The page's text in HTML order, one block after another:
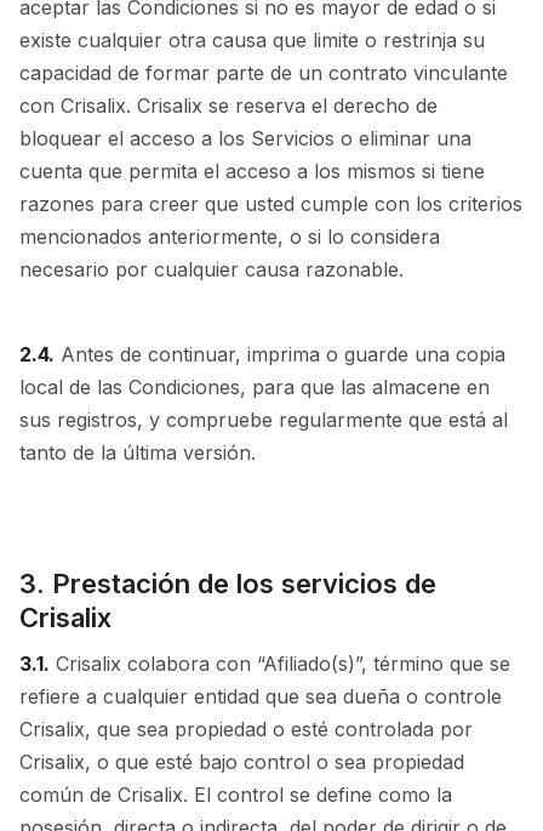
aceptar las Condiciones si no es mayor de edad o si
existe cualquier otra causa que limite o restrinja su
capacidad de formar parte de un contrato vinculante
con Crisalix. Crisalix se reserva el derecho de
bloquear el acceso a los Servicios o eliminar una
cuenta que permita el acceso a los mismos si tiene
razones para creer que usted cumple con los criterios
mencionados anteriormente, o si lo considera
necesario por cualquier causa razonable.
2.4. Antes de continuar, imprima o guarde una copia
local de las Condiciones, para que las almacene en
sus registros, y compruebe regularmente que está al
tanto de la última versión.
3. Prestación de los servicios de
Crisalix
3.1. Crisalix colabora con “Afiliado(s)”, término que se
refiere a cualquier entidad que sea dueña o controle
Crisalix, que sea propiedad o esté controlada por
Crisalix, o que esté bajo control o sea propiedad
común de Crisalix. El control se define como la